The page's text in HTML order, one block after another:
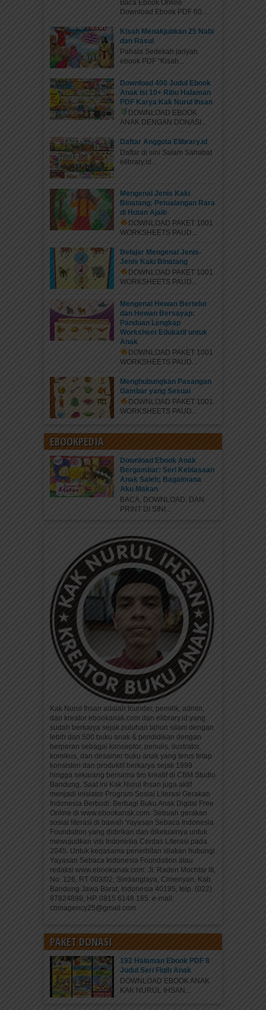
Baca Ebook Online
Download Ebook PDF 60...
Kisah Menakjubkan 25 Nabi
dan Rasul
Pahala Sedekah jariyah
ebook PDF “Kisah...
Download 400 Judul Ebook
Anak Isi 10+ Ribu Halaman
PDF Karya Kak Nurul Ihsan
DOWNLOAD EBOOK
ANAK DENGAN DONASI...
Daftar Anggota Elibrary.id
Daftar di sini Salam Sahabat
elibrary.id...
Mengenal Jenis Kaki
Binatang: Petualangan Rara
di Hutan Ajaib
DOWNLOAD PAKET 1001
WORKSHEETS PAUD...
Belajar Mengenal Jenis-
Jenis Kaki Binatang
DOWNLOAD PAKET 1001
WORKSHEETS PAUD...
Mengenal Hewan Bertelur
dan Hewan Bersayap:
Panduan Lengkap
Worksheet Edukatif untuk
Anak
DOWNLOAD PAKET 1001
WORKSHEETS PAUD...
Menghubungkan Pasangan
Gambar yang Sesuai
DOWNLOAD PAKET 1001
WORKSHEETS PAUD...
EBOOKPEDIA
Download Ebook Anak
Bergambar: Seri Kebiasaan
Anak Saleh; Bagaimana
Aku Makan
BACA, DOWNLOAD, DAN
PRINT DI SINI...
Kak Nurul Ihsan adalah founder, pemilik, admin,
dan kreator ebookanak.com dan elibrary.id yang
sudah berkarya sejak puluhan tahun silam dengan
lebih dari 500 buku anak & pendidikan dengan
berperan sebagai konseptor, penulis, ilustrator,
komikus, dan desainer buku anak yang terus tetap
konsisten dan produktif berkarya sejak 1999
hingga sekarang bersama tim kreatif di CBM Studio
Bandung. Saat ini Kak Nurul Ihsan juga aktif
menjadi inisiator Program Sosial Literasi Gerakan
Indonesia Berbudi: Berbagi Buku Anak Digital Free
Online di www.ebookanak.com. Sebuah gerakan
sosial literasi di bawah Yayasan Sebaca Indonesia
Foundation yang didirikan dan diketuainya untuk
mewujudkan visi Indonesia Cerdas Literasi pada
2045. Untuk kerjasama penerbitan silakan hubungi
Yayasan Sebaca Indonesia Foundation atau
redaksi www.ebookanak.com: Jl. Raden Mochtar III,
No. 126, RT 003/02, Sindanglaya, Cimenyan, Kab.
Bandung Jawa Barat, Indonesia 40195, telp. (022)
87824898, HP. 0815 6148 165. e-mail:
cbmagency25@gmail.com
PAKET DONASI
192 Halaman Ebook PDF 8
Judul Seri Fiqih Anak
DOWNLOAD EBOOK ANAK
KAK NURUL IHSAN...